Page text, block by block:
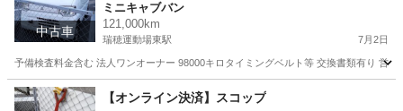
中古車
ミニキャブバン
121,000km
瑞穂運動場東駅 7月2日
予備検査料金含む 法人ワンオーナー 98000キロタイミングベルト等 交換書類有り 営
愛知 名古屋市 瑞穂運動場東駅 ミニキャブバン
【オンライン決済】スコップ